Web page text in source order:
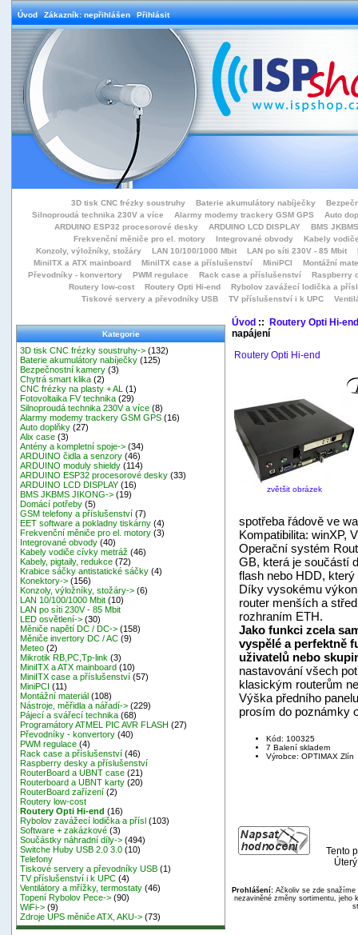
Úvod Zákazník: nepřihlášen Přihlásit
3D tisk CNC frézky soustruhy Baterie akumulátory nabíječky
Silnoproudá technika 230V a více
Alarmy modemy trackery GSM GPS
Auto
ARDUINO ESP32 procesorové desky
ARDUINO LCD DISPLAY
BMS
Frekvenční měniče pro el. motory
Integrované obvody
Kabely
Konzoly, výložníky, stožáry
LAN 10/100/1000 Mbit LAN po síti 230V - 85 Mbit
MiniITX a ATX mainboard
MiniITX case a příslušenství MiniPCI
Montážní
Převodníky - konvertory
PWM regulace Rack case a příslušenství
Raspberry
Routery low-cost
Routery Opti Hi-end
Rybolov zavážecí lodička a přísl
Tiskové servery a převodníky USB
TV příslušenství i k UPC
Kategorie
3D tisk CNC frézky soustruhy-> (132)
Baterie akumulátory nabíječky (125)
Bezpečnostní kamery (3)
Chytrá smart klika (2)
CNC frézky na plasty + AL
(1)
Fotovoltaika FV technika (29)
Silnoproudá technika 230V a více (8)
Alarmy modemy trackery GSM GPS (16)
Auto doplňky (27)
Alix case (3)
Antény a kompletní spoje-> (34)
ARDUINO čidla a senzory (46)
ARDUINO moduly shieldy (114)
ARDUINO ESP32 procesorové desky (33)
ARDUINO LCD DISPLAY (16)
BMS JKBMS JIKONG-> (19)
Domácí potřeby (5)
GSM telefony a příslušenství (7)
EET software a pokladny tiskárny (4)
Frekvenční měniče pro el. motory (3)
Integrované obvody (40)
Kabely vodiče cívky metráž (46)
Kabely, pigtaily, redukce (72)
Krabice sáčky antistatické sáčky (4)
Konektory-> (156)
Konzoly, výložníky, stožáry-> (6)
LAN 10/100/1000 Mbit (10)
LAN po síti 230V - 85 Mbit
LED osvětlení-> (30)
Měniče napětí DC / DC-> (158)
Měniče invertory DC / AC (9)
Meteo (2)
Mikrotik RB,PC,Tp-link (3)
MiniITX a ATX mainboard (10)
MiniITX case a příslušenství (57)
MiniPCI (11)
Montážní materiál (108)
Nástroje, měřidla a nářadí-> (229)
Pájecí a svářecí technika (68)
Programátory ATMEL PIC AVR FLASH (27)
Převodníky - konvertory (40)
PWM regulace (4)
Rack case a příslušenství (46)
Raspberry desky a příslušenství
RouterBoard a UBNT case (21)
Routerboard a UBNT karty (20)
RouterBoard zařízení (2)
Routery low-cost
Routery Opti Hi-end (16)
Rybolov zavážecí lodička a přísl (103)
Software + zakázkové (3)
Součástky náhradní díly-> (494)
Switche Huby USB 2.0 3.0 (10)
Telefony
Tiskové servery a převodníky USB (1)
TV příslušenství i k UPC (4)
Ventilátory a mřížky, termostaty (46)
Topení Rybolov Pece-> (90)
WiFi-> (9)
Zdroje UPS měniče ATX, AKU-> (73)
Úvod:: Routery Opti Hi-end
napájení
Routery Opti Hi-end
zvětšit obrázek
spotřeba řádově ve
Kompatibilita: winXP,
Operační systém
GB, která je součástí
flash nebo HDD,
Díky vysokému
router menších a
rozhraním ETH.
Jako funkci zcela
vyspělé a perfektně
uživatelů nebo
nastavování všech
klasickým routerům
Výška předního
prosím do poznámky
Kód: 100325
7 Balení skladem
Výrobce: OPTIMAX Zlín
Tento
Prohlášení:Ačkoliv se zde snažíme
nezaviněné změny sortimentu, jeho